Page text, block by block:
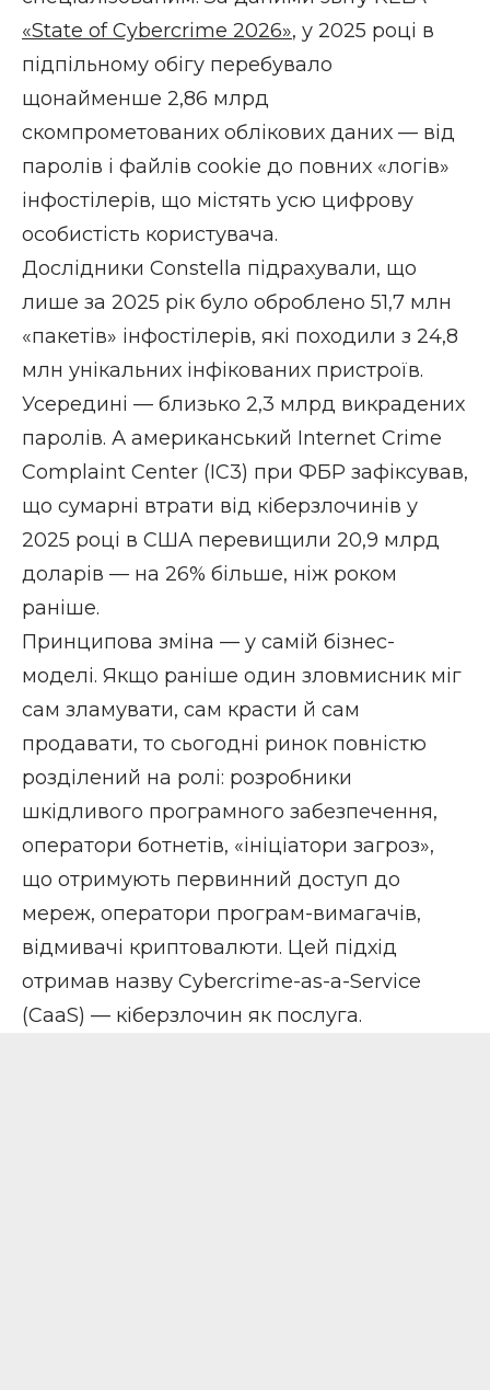
«State of Cybercrime 2026», у 2025 році в
підпільному обігу перебувало
щонайменше 2,86 млрд
скомпрометованих облікових даних — від
паролів і файлів cookie до повних «логів»
інфостілерів, що містять усю цифрову
особистість користувача.
Дослідники Constella підрахували, що
лише за 2025 рік було оброблено 51,7 млн
«пакетів» інфостілерів, які походили з 24,8
млн унікальних інфікованих пристроїв.
Усередині — близько 2,3 млрд викрадених
паролів. А американський Internet Crime
Complaint Center (IC3) при ФБР зафіксував,
що сумарні втрати від кіберзлочинів у
2025 році в США перевищили 20,9 млрд
доларів — на 26% більше, ніж роком
раніше.
Принципова зміна — у самій бізнес-
моделі. Якщо раніше один зловмисник міг
сам зламувати, сам красти й сам
продавати, то сьогодні ринок повністю
розділений на ролі: розробники
шкідливого програмного забезпечення,
оператори ботнетів, «ініціатори загроз»,
що отримують первинний доступ до
мереж, оператори програм-вимагачів,
відмивачі криптовалюти. Цей підхід
отримав назву Cybercrime-as-a-Service
(CaaS) — кіберзлочин як послуга.